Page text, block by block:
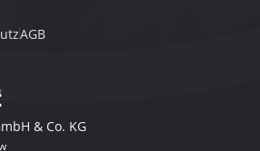
AGB
& Co. KG